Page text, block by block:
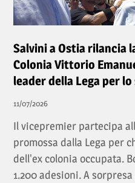
Salvini a Ostia rilancia
Colonia Vittorio
leader della Lega per
11/07/2026
Il vicepremier partecipa
promossa dalla Lega per
dell'ex colonia occupata.
1.200 adesioni. A